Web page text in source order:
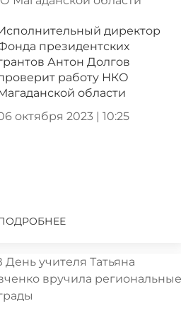
директор
президентских
Антон Долгов
работу НКО
области
октября 2023 | 10:25